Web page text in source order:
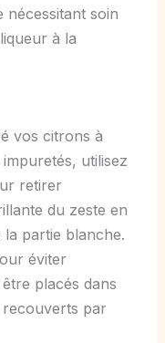
nécessitant soin
à la
vos citrons à
utilisez
retirer
du zeste en
partie blanche.
éviter
placés dans
par